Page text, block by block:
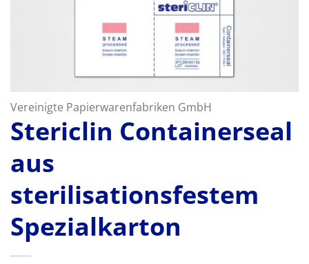
Vereinigte Papierwarenfabriken GmbH
Stericlin Containerseal
aus
sterilisationsfestem
Spezialkarton